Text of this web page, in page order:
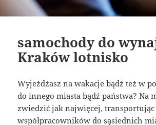
samochody do
Kraków lotnisko
Wyjeżdżasz na wakacje bądź też w
do innego miasta bądź państwa? Na
zwiedzić jak najwięcej, transportując
współpracowników do sąsiednich